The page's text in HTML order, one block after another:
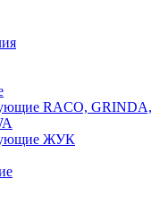
RACO, GRINDA,
ЖУК